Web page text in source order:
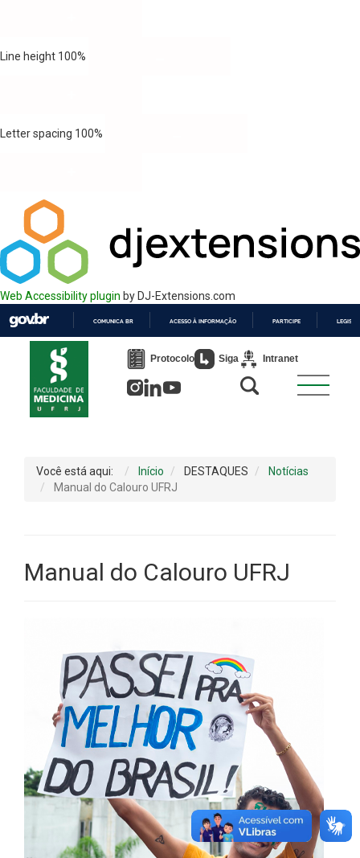
Line height 100%
Letter spacing 100%
Web Accessibility plugin by DJ-Extensions.com
PARA
COMUNICA BR ACESSO À INFORMAÇÃO PARTICIPE
Protocolo Siga Intranet
Você está aqui: Início DESTAQUES
Notícias
Manual do Calouro UFRJ
Manual do Calouro UFRJ